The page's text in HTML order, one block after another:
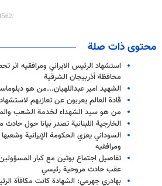
محتوى ذات صلة
استشهاد الرئيس الايراني ومرافقيه
محافظة أذربيجان الشرقية
الشهيد امير عبداللهيان...من هو
قادة العالم يعربون عن تعازيهم
من هو سيد الشهداء لخدمة الشعب
الخارجية اللبنانية تصدر بيانا حول حادث
السوداني يعزي الحكومة الإيرانية
ومرافقيه
تفاصيل اجتماع بوتين مع كبار
عقب حادث مروحية رئيسي
بهادري جهرمي: الشهادة كانت مكافأة